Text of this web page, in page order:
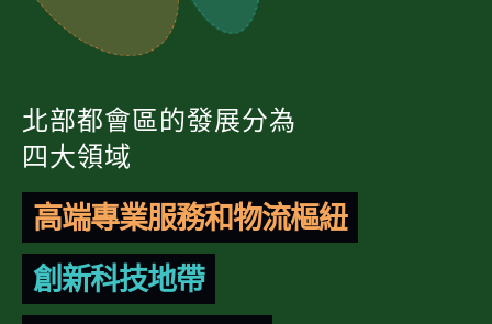
北部都會區的發展分為
四大領域
高端專業服務和物流樞紐
創新科技地帶